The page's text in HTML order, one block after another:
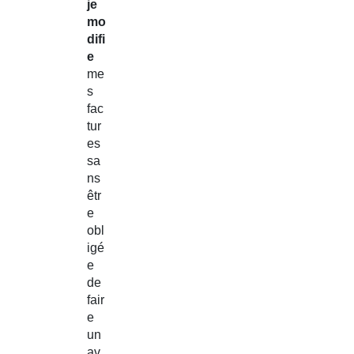
je
mo
difi
e
me
s
fac
tur
es
sa
ns
êtr
e
obl
igé
e
de
fair
e
un